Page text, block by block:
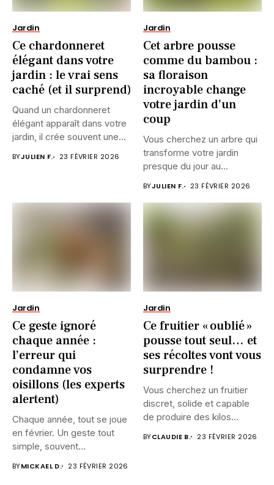
Jardin
Ce chardonneret
élégant dans votre
jardin : le vrai sens
caché (et il surprend)
Quand un chardonneret
élégant apparaît dans votre
jardin, il crée souvent une...
BYJULIEN F. 23 FÉVRIER 2026
Jardin
Cet arbre pousse
comme du bambou :
sa floraison
incroyable change
votre jardin d’un
coup
Vous cherchez un arbre qui
transforme votre jardin
presque du jour au...
BYJULIEN F. 23 FÉVRIER 2026
Jardin
Ce geste ignoré
chaque année :
l’erreur qui
condamne vos
oisillons (les experts
alertent)
Chaque année, tout se joue
en février. Un geste tout
simple, souvent...
BYMICKAEL D. 23 FÉVRIER 2026
Jardin
Ce fruitier « oublié »
pousse tout seul… et
ses récoltes vont vous
surprendre !
Vous cherchez un fruitier
discret, solide et capable
de produire des kilos...
BYCLAUDIE B. 23 FÉVRIER 2026